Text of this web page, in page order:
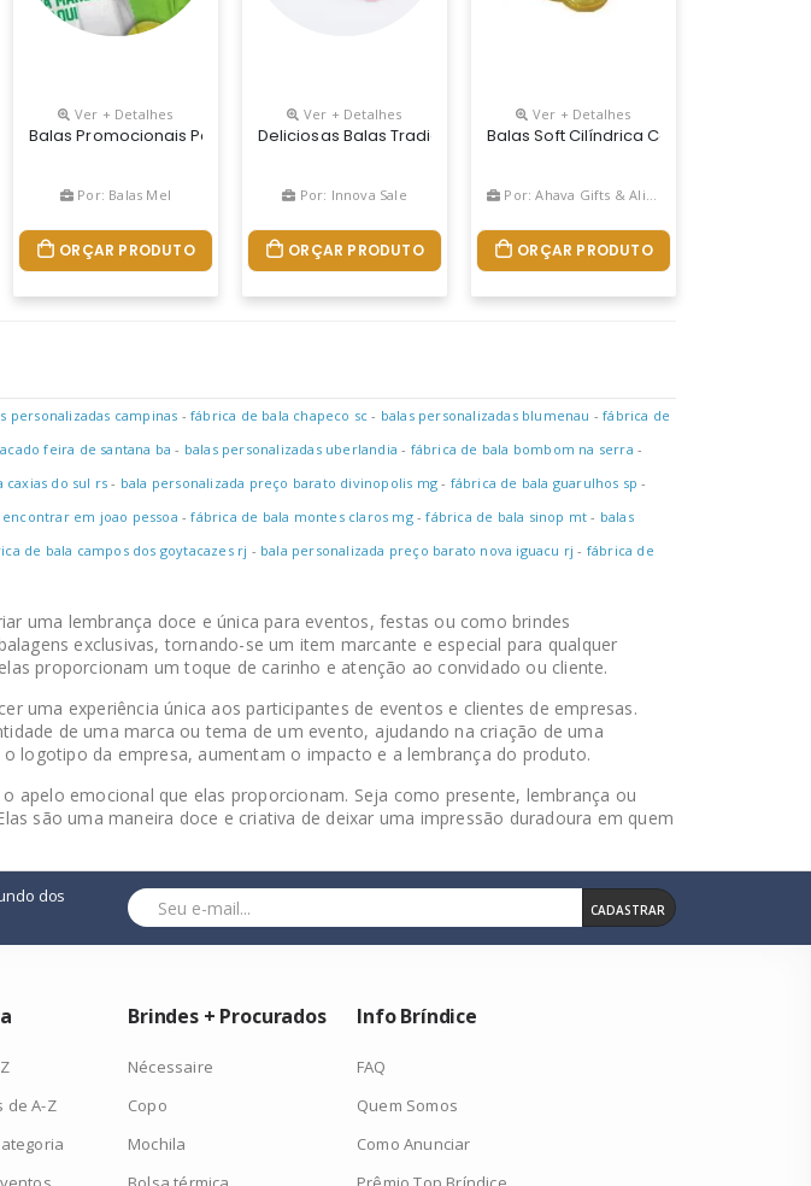
Promocional E Uma Ferramenta Perfeita Para Fidelizar O Seu Cliente.
Opção De Brinde Promocional E Uma Ferramenta Perfeita Para Fidelizar O Seu Cliente.
Sabor Mel É Uma Ótima Opção De Brinde Promocional E Uma Ferramenta Perfeita Para
Ver + Detalhes
Balas Promocionais Para Empresas,comercio O Melhor E Mais Barato Brinde Promocional Do
Por: Balas Mel
ORÇAR PRODUTO
Ver + Detalhes
Deliciosas Balas Tradicionais Formato Redondo Com Orífício Ao
Por: Innova Sale
ORÇAR PRODUTO
Ver + Detalhes
Balas Soft Cilíndrica Com Orifício No
Por: Ahava Gifts & Alimentos Personalizados
ORÇAR PRODUTO
personalizadas campinas -fábrica de bala chapeco sc - balas personalizadas blumenau -fábrica de
feira de santana ba - balas personalizadas uberlandia - fábrica de bala bombom na serra -
caxias do sul rs - bala personalizada preço barato divinopolis mg - fábrica de bala guarulhos sp -
em joao pessoa-fábrica de bala montes claros mg-fábrica de bala sinop mt - balas
de bala campos dos goytacazes rj - bala personalizada preço barato nova iguacu rj - fábrica de
uma lembrança doce e única para eventos, festas ou como brindes
exclusivas, tornando-se um item marcante e especial para qualquer
proporcionam um toque de carinho e atenção ao convidado ou cliente.
uma experiência única aos participantes de eventos e clientes de empresas.
de uma marca ou tema de um evento, ajudando na criação de uma
logotipo da empresa, aumentam o impacto e a lembrança do produto.
apelo emocional que elas proporcionam. Seja como presente, lembrança ou
são uma maneira doce e criativa de deixar uma impressão duradoura em quem
dos
CADASTRAR
de A-Z
Brindes + Procurados
Nécessaire
Copo
Mochila
Info Bríndice
FAQ
Quem Somos
Como Anunciar